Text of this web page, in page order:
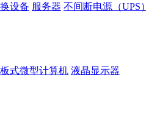
设备 服务器 不间断电源（UPS）
式微型计算机 液晶显示器